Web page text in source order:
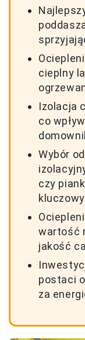
cieplny
Izolacja
co
Wybór
czy
wartość
jakość
postaci
za